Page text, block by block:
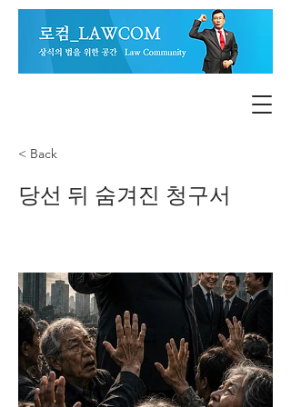
< Back
당선 뒤 숨겨진 청구서